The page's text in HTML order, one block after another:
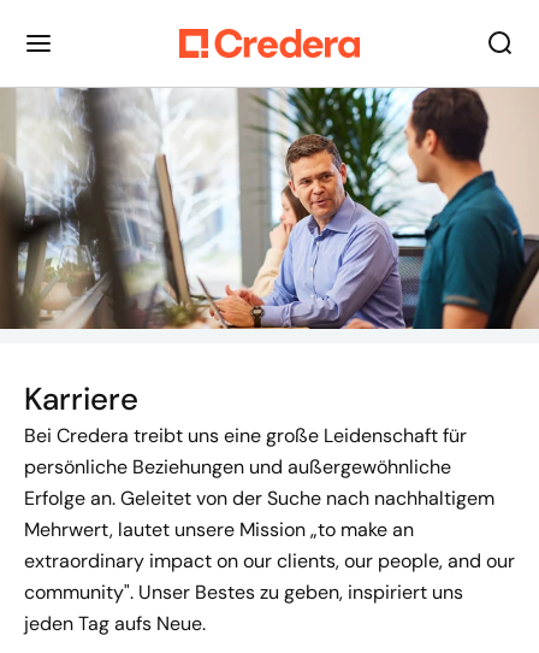
Karriere
Bei Credera treibt uns eine große Leidenschaft für
persönliche Beziehungen und außergewöhnliche
Erfolge an. Geleitet von der Suche nach nachhaltigem
Mehrwert, lautet unsere Mission „to make an
extraordinary impact on our clients, our people, and our
community". Unser Bestes zu geben, inspiriert uns
jeden Tag aufs Neue.